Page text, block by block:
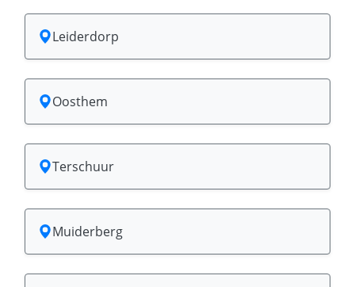
Leiderdorp
Oosthem
Terschuur
Muiderberg